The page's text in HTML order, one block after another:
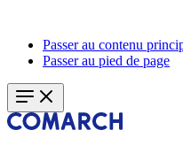
Passer au contenu
Passer au pied de page